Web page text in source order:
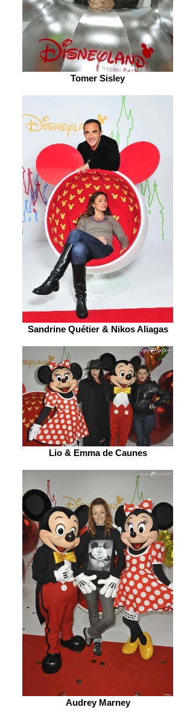
Tomer Sisley
Sandrine Quétier & Nikos Aliagas
Lio & Emma de Caunes
Audrey Marney